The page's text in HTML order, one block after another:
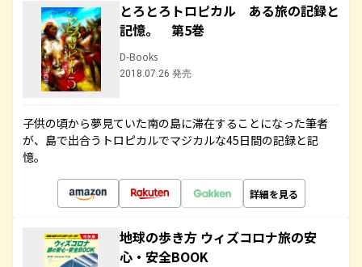
とろとろトロピカル ある旅の記録と
記憶。 第5巻
D-Books
2018.07.26 発売
子供の頃から夢見ていた南の島に滞在することになった筆者
が、島で出合うトロピカルでマジカルな45日間の記録と記
憶。
詳細を見る
地球の歩き方 ウィズコロナ旅の安
心・安全BOOK